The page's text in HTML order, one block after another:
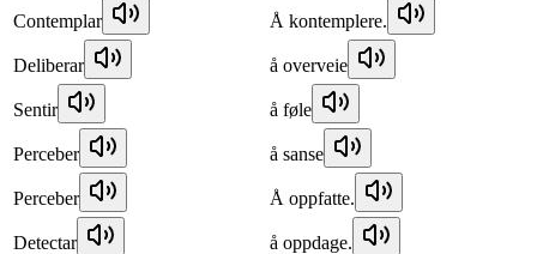
Contemplar Å kontemplere.
Deliberar å overveie
Sentir å føle
Perceber å sanse
Perceber Å oppfatte.
Detectar å oppdage.